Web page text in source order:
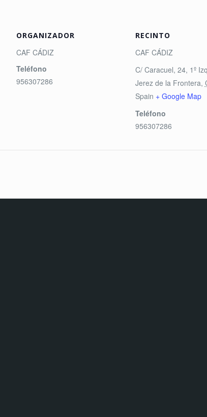
ORGANIZADOR
CAF CÁDIZ
Teléfono
956307286
RECINTO
CAF CÁDIZ
C/ Caracuel, 24, 1º
Jerez de la Frontera,
Spain + Google Map
Teléfono
956307286